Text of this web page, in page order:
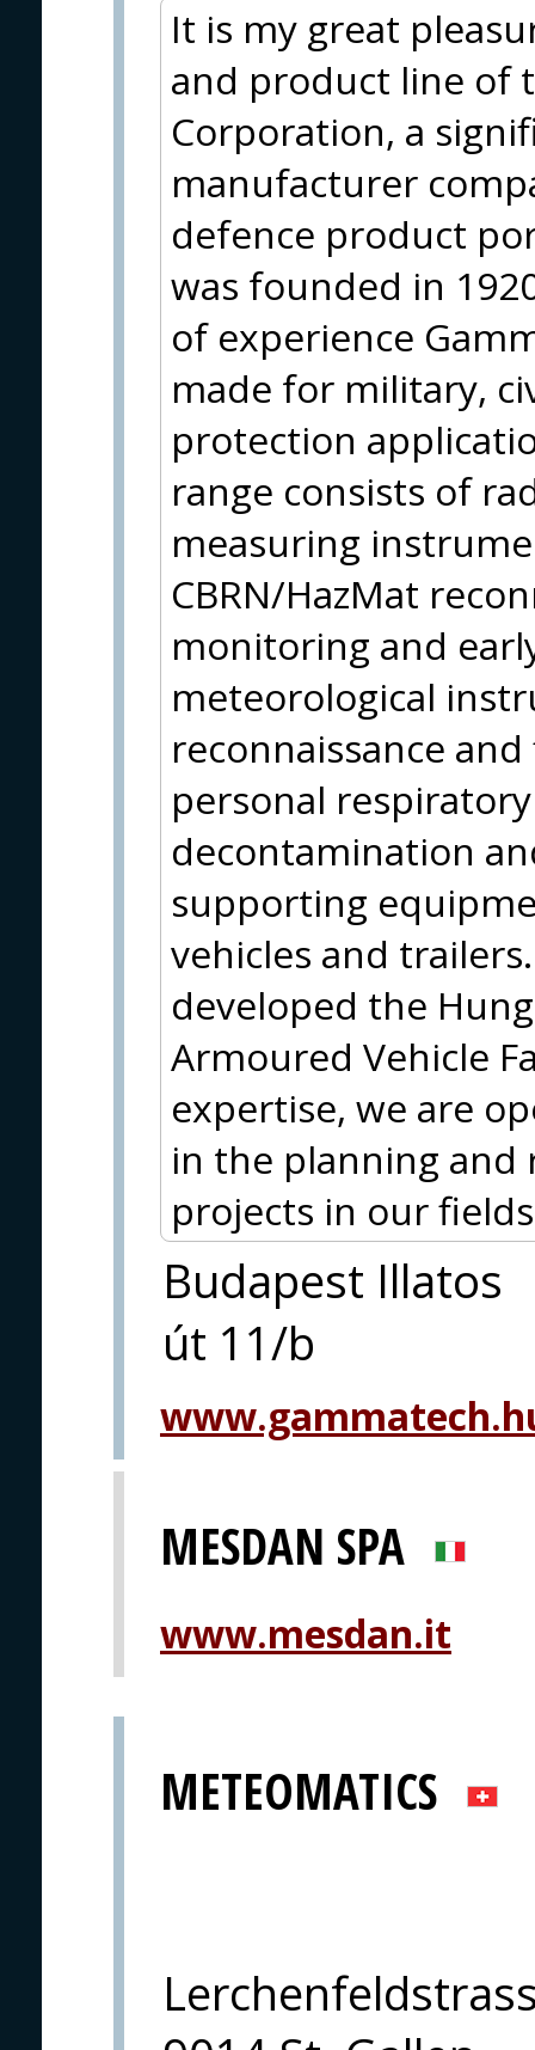
It is my great
and product line of
Corporation, a
manufacturer
defence product
was founded in
of experience
made for military,
protection
range consists of
measuring
CBRN/HazMat
monitoring and
meteorological
reconnaissance
personal
decontamination
supporting
vehicles and
developed the
Armoured Vehicle
expertise, we are
in the planning and
projects in our
Budapest Illatos
út 11/b
MESDAN SPA
www.mesdan.it
METEOMATICS